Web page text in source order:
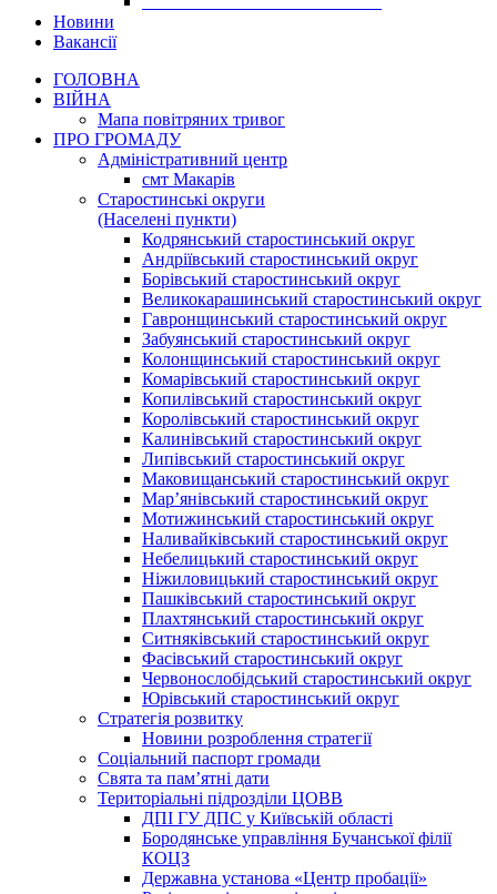
Новини
Вакансії
ГОЛОВНА
ВІЙНА
Мапа повітряних тривог
ПРО ГРОМАДУ
Aдміністративний центр
смт Макарів
Старостинські округи
(Населені пункти)
Кодрянський старостинський округ
Андріївський старостинський округ
Борівський старостинський округ
Великокарашинський старостинський округ
Гавронщинський старостинський округ
Забуянський старостинський округ
Колонщинський старостинський округ
Комарівський старостинський округ
Копилівський старостинський округ
Королівський старостинський округ
Калинівський старостинський округ
Липівський старостинський округ
Маковищанський старостинський округ
Мар’янівський старостинський округ
Мотижинський старостинський округ
Наливайківський старостинський округ
Небелицький старостинський округ
Ніжиловицький старостинський округ
Пашківський старостинський округ
Плахтянський старостинський округ
Ситняківський старостинський округ
Фасівський старостинський округ
Червонослобідський старостинський округ
Юрівський старостинський округ
Стратегія розвитку
Новини розроблення стратегії
Соціальний паспорт громади
Свята та пам’ятні дати
Територіальні підрозділи ЦОВВ
ДПІ ГУ ДПС у Київській області
Бородянське управління Бучанської філії
КОЦЗ
Державна установа «Центр пробації»